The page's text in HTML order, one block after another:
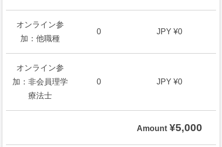
オンライン参
加：他職種
0 JPY ¥0
オンライン参
加：非会員理学
療法士
0 JPY ¥0
Amount ¥5,000